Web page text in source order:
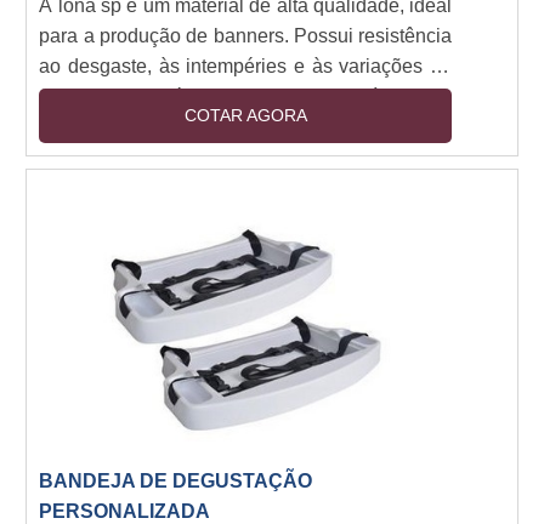
A lona sp é um material de alta qualidade, ideal
para a produção de banners. Possui resistência
ao desgaste, às intempéries e às variações de
temperatura, além de ser leve e flexível. Seu
acabamento é perfeito para a impressão de
imagens e textos, garantindo a qualidade e
promoções, campanhas publicitárias e muito
mais. Se você precisa de um banner resistente
e de qualidade, a lona sp é a melhor opção.
COTAR AGORA
BANDEJA DE DEGUSTAÇÃO
PERSONALIZADA